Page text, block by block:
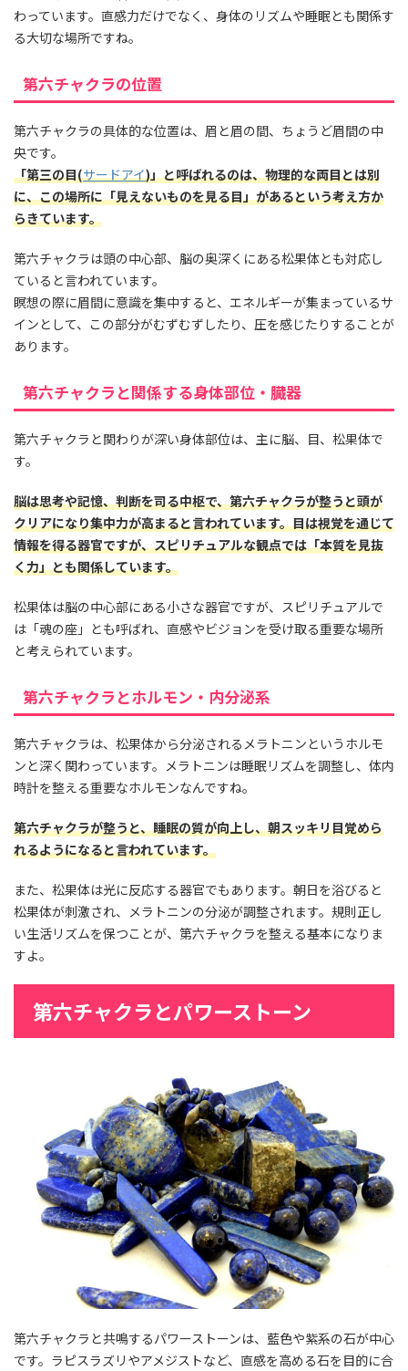
わっています。直感力だけでなく、身体のリズムや睡眠とも関係す
る大切な場所ですね。
第六チャクラの位置
第六チャクラの具体的な位置は、眉と眉の間、ちょうど眉間の中
央です。
「第三の目(サードアイ)」と呼ばれるのは、物理的な両目とは別
に、この場所に「見えないものを見る目」があるという考え方か
らきています。
第六チャクラは頭の中心部、脳の奥深くにある松果体とも対応し
ていると言われています。
瞑想の際に眉間に意識を集中すると、エネルギーが集まっているサ
インとして、この部分がむずむずしたり、圧を感じたりすることが
あります。
第六チャクラと関係する身体部位・臓器
第六チャクラと関わりが深い身体部位は、主に脳、目、松果体で
す。
脳は思考や記憶、判断を司る中枢で、第六チャクラが整うと頭が
クリアになり集中力が高まると言われています。目は視覚を通じて
情報を得る器官ですが、スピリチュアルな観点では「本質を見抜
く力」とも関係しています。
松果体は脳の中心部にある小さな器官ですが、スピリチュアルで
は「魂の座」とも呼ばれ、直感やビジョンを受け取る重要な場所
と考えられています。
第六チャクラとホルモン・内分泌系
第六チャクラは、松果体から分泌されるメラトニンというホルモ
ンと深く関わっています。メラトニンは睡眠リズムを調整し、体内
時計を整える重要なホルモンなんですね。
第六チャクラが整うと、睡眠の質が向上し、朝スッキリ目覚めら
れるようになると言われています。
また、松果体は光に反応する器官でもあります。朝日を浴びると
松果体が刺激され、メラトニンの分泌が調整されます。規則正し
い生活リズムを保つことが、第六チャクラを整える基本になりま
すよ。
第六チャクラとパワーストーン
第六チャクラと共鳴するパワーストーンは、藍色や紫系の石が中心
です。ラピスラズリやアメジストなど、直感を高める石を目的に合